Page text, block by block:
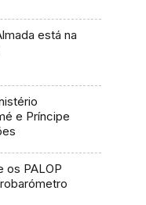
está na
e Príncipe
os PALOP